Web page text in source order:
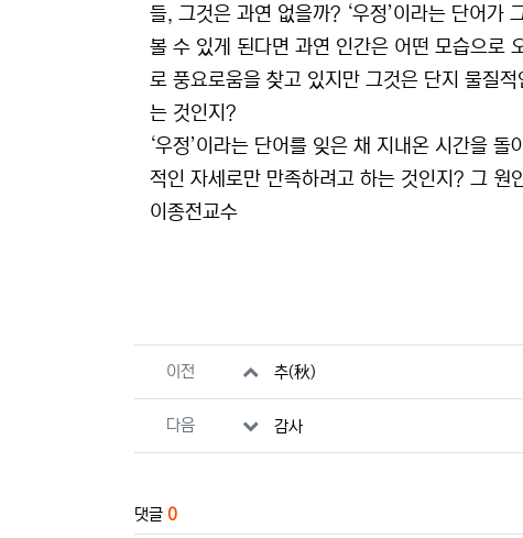
들, 그것은 과연 없을까? ‘우정’이라는 단어가
볼 수 있게 된다면 과연 인간은 어떤 모습으로
로 풍요로움을 찾고 있지만 그것은 단지 물질
는 것인지?
‘우정’이라는 단어를 잊은 채 지내온 시간을
적인 자세로만 만족하려고 하는 것인지? 그 원
이종전교수
관련자료
이전 추(秋)
다음 감사
댓글 0